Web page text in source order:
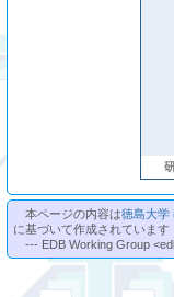
本ページの内容は徳島大学
に基づいて作成されていま
--- EDB Working Group